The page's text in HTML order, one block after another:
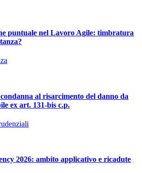
puntuale nel Lavoro Agile: timbratura
al risarcimento del danno da
ex art. 131-bis c.p.
2026: ambito applicativo e ricadute